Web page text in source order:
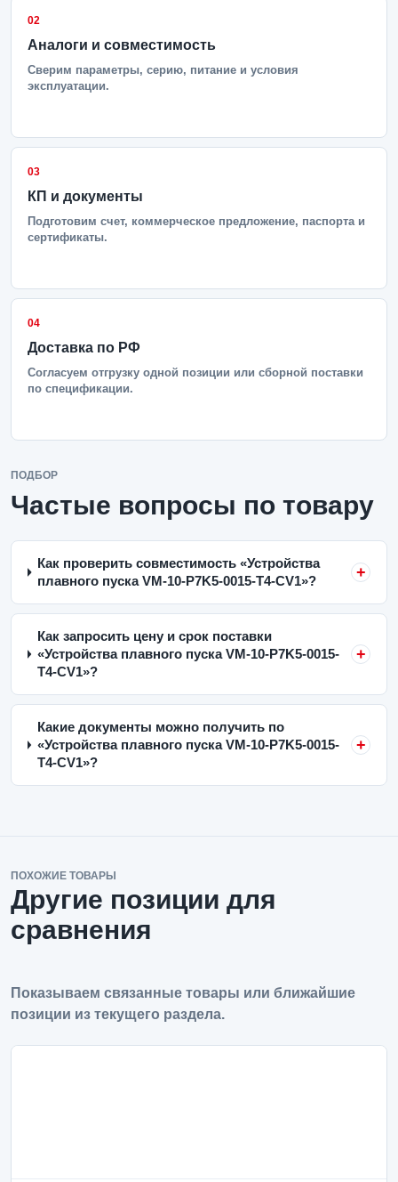
02
Аналоги и совместимость
Сверим параметры, серию, питание и условия
эксплуатации.
03
КП и документы
Подготовим счет, коммерческое предложение, паспорта и
сертификаты.
04
Доставка по РФ
Согласуем отгрузку одной позиции или сборной поставки
по спецификации.
ПОДБОР
Частые вопросы по товару
Как проверить совместимость «Устройства
плавного пуска VM-10-P7K5-0015-T4-CV1»?
Как запросить цену и срок поставки
«Устройства плавного пуска VM-10-P7K5-0015-
T4-CV1»?
Какие документы можно получить по
«Устройства плавного пуска VM-10-P7K5-0015-
T4-CV1»?
ПОХОЖИЕ ТОВАРЫ
Другие позиции для
сравнения
Показываем связанные товары или ближайшие
позиции из текущего раздела.